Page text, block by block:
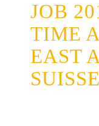
JOB
TIME
EAST